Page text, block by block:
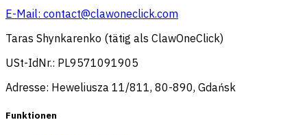
E-Mail: contact@clawoneclick.com
Taras Shynkarenko (tätig als ClawOneClick)
USt-IdNr.: PL9571091905
Adresse: Heweliusza 11/811, 80-890, Gdańsk
Funktionen